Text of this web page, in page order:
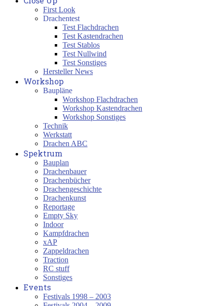
First Look
Drachentest
Test Flachdrachen
Test Kastendrachen
Test Stablos
Test Nullwind
Test Sonstiges
Hersteller News
Workshop
Baupläne
Workshop Flachdrachen
Workshop Kastendrachen
Workshop Sonstiges
Technik
Werkstatt
Drachen ABC
Spektrum
Bauplan
Drachenbauer
Drachenbücher
Drachengeschichte
Drachenkunst
Reportage
Empty Sky
Indoor
Kampfdrachen
xAP
Zappeldrachen
Traction
RC stuff
Sonstiges
Events
Festivals 1998 – 2003